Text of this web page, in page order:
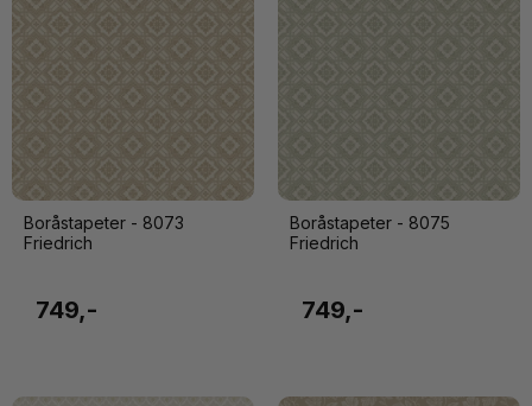
Boråstapeter - 8073
Friedrich
749,-
Boråstapeter - 8075
Friedrich
749,-